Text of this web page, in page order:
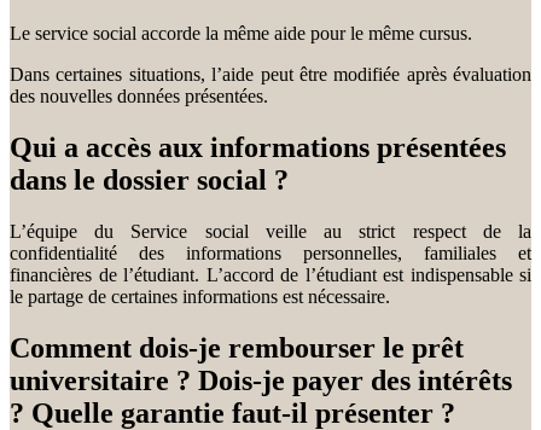
Le service social accorde la même aide pour le même cursus.
Dans certaines situations, l’aide peut être modifiée après évaluation
des nouvelles données présentées.
Qui a accès aux informations présentées
dans le dossier social ?
L’équipe du Service social veille au strict respect de la
confidentialité des informations personnelles, familiales et
financières de l’étudiant. L’accord de l’étudiant est indispensable si
le partage de certaines informations est nécessaire.
Comment dois-je rembourser le prêt
universitaire ? Dois-je payer des intérêts
? Quelle garantie faut-il présenter ?